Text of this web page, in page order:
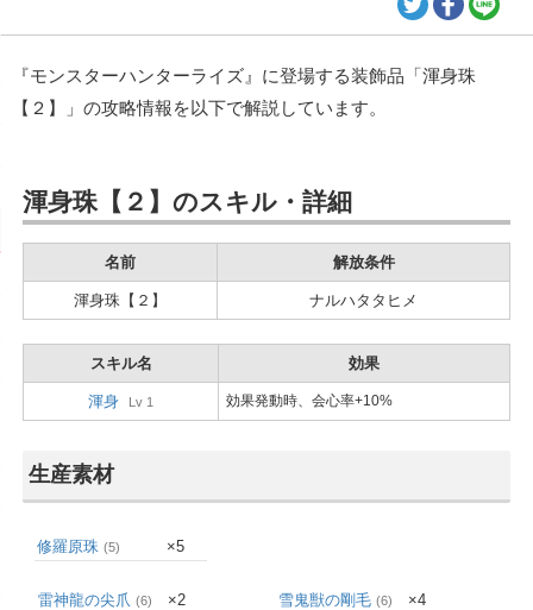
『モンスターハンターライズ』に登場する装飾品「渾身珠
【２】」の攻略情報を以下で解説しています。
渾身珠【２】のスキル・詳細
名前 解放条件
渾身珠【２】 ナルハタタヒメ
スキル名 効果
渾身 Lv 1 効果発動時、会心率+10%
生産素材
修羅原珠 (5) ×5
雷神龍の尖爪 (6) ×2 雪鬼獣の剛毛 (6) ×4